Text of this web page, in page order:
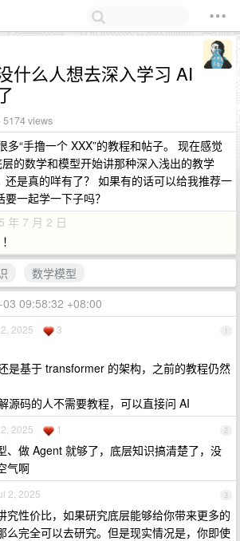
什么人想去深入学习 AI
5174 views
多“手撸一个 XXX”的教程和帖子。 现在感觉
的数学和模型开始讲那种深入浅出的教学
还是真的咩有了？ 如果有的话可以给我推荐一
一起学一下子吗？
年 7 月 2 日
数学模型
09:58:32 +08:00
1
2025 3
是基于 transformer 的架构，之前的教程仍然
源码的人不需要教程，可以直接问 AI
2
2025 1
、做 Agent 就够了，底层知识搞清楚了，没
气啊
3
2, 2025
究性价比，如果研究底层能够给你带来更多的
完全可以去研究。但是现实情况是，你即使